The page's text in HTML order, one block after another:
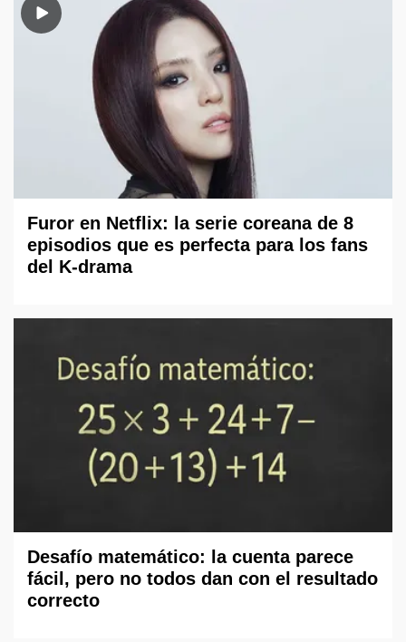
Furor en Netflix: la serie coreana de 8
episodios que es perfecta para los fans
del K-drama
Desafío matemático: la cuenta parece
fácil, pero no todos dan con el resultado
correcto